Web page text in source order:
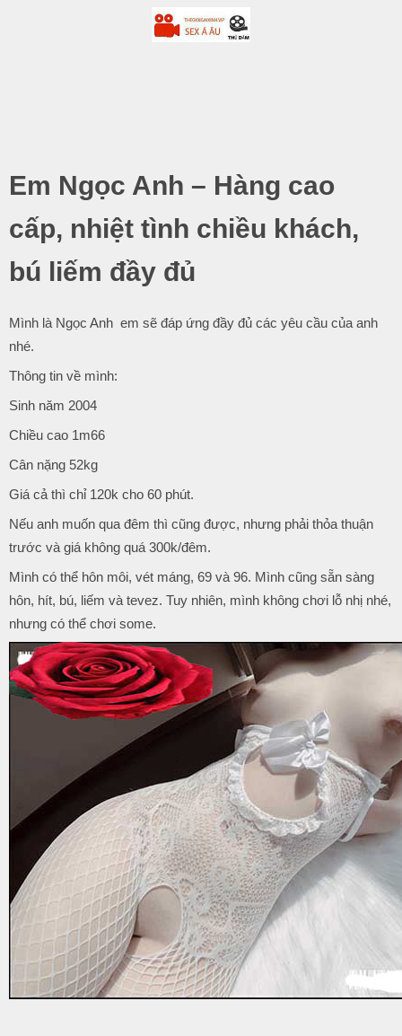
Em Ngọc Anh – Hàng cao
cấp, nhiệt tình chiều khách,
bú liếm đầy đủ
Mình là Ngọc Anh em sẽ đáp ứng đầy đủ các yêu cầu của anh
nhé.
Thông tin về mình:
Sinh năm 2004
Chiều cao 1m66
Cân nặng 52kg
Giá cả thì chỉ 120k cho 60 phút.
Nếu anh muốn qua đêm thì cũng được, nhưng phải thỏa thuận
trước và giá không quá 300k/đêm.
Mình có thể hôn môi, vét máng, 69 và 96. Mình cũng sẵn sàng
hôn, hít, bú, liếm và tevez. Tuy nhiên, mình không chơi lỗ nhị nhé,
nhưng có thể chơi some.